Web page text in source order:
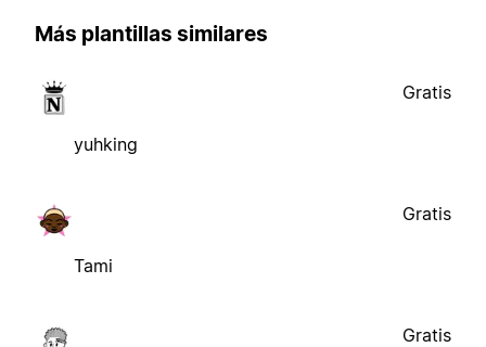
Más plantillas similares
yuhking
Gratis
Tami
Gratis
Gratis